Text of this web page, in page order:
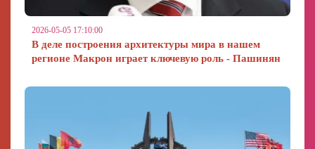
2026-05-05 17:10:00
В деле построения архитектуры мира в нашем
регионе Макрон играет ключевую роль - Пашинян